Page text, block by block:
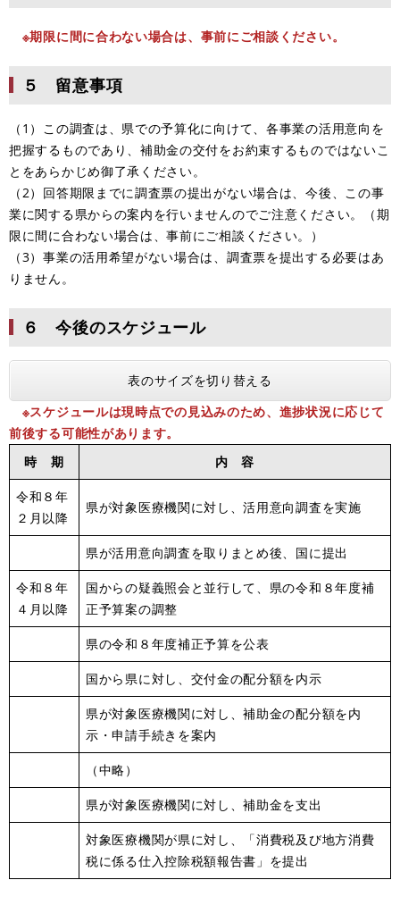
※期限に間に合わない場合は、事前にご相談ください。
５ 留意事項
（1）この調査は、県での予算化に向けて、各事業の活用意向を
把握するものであり、補助金の交付をお約束するものではないこ
とをあらかじめ御了承ください。
（2）回答期限までに調査票の提出がない場合は、今後、この事
業に関する県からの案内を行いませんのでご注意ください。（期
限に間に合わない場合は、事前にご相談ください。）
（3）事業の活用希望がない場合は、調査票を提出する必要はあ
りません。
６ 今後のスケジュール
表のサイズを切り替える
※スケジュールは現時点での見込みのため、進捗状況に応じて
前後する可能性があります。
時 期
内 容
令和８年
２月以降
県が対象医療機関に対し、活用意向調査を実施
県が活用意向調査を取りまとめ後、国に提出
令和８年
４月以降
国からの疑義照会と並行して、県の令和８年度補
正予算案の調整
県の令和８年度補正予算を公表
国から県に対し、交付金の配分額を内示
県が対象医療機関に対し、補助金の配分額を内
示・申請手続きを案内
（中略）
県が対象医療機関に対し、補助金を支出
対象医療機関が県に対し、「消費税及び地方消費
税に係る仕入控除税額報告書」を提出